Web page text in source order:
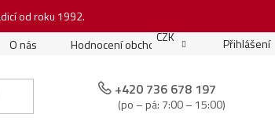
od roku 1992.
O nás Hodnocení obchodu Moje objednávka
CZK Přihlášení
+420 736 678 197
(po – pá: 7:00 – 15:00)